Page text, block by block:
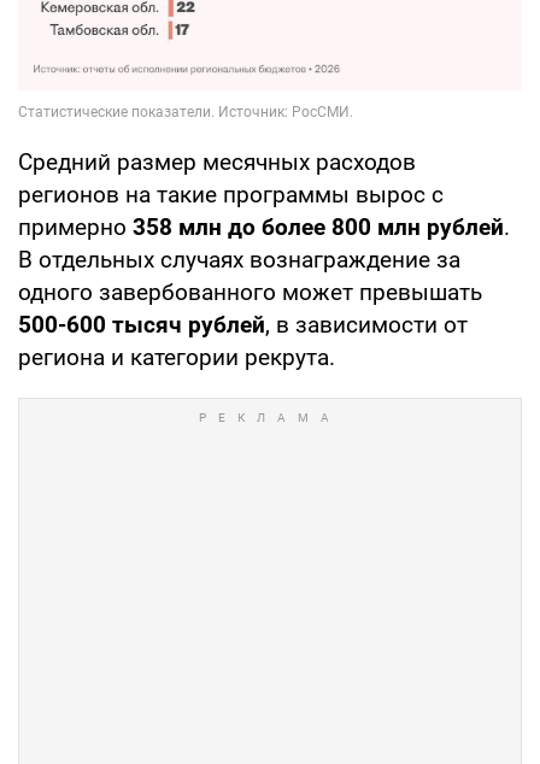
Средний размер месячных расходов
регионов на такие программы вырос с
примерно 358 млн до более 800 млн рублей.
В отдельных случаях вознаграждение за
одного завербованного может превышать
500-600 тысяч рублей, в зависимости от
региона и категории рекрута.